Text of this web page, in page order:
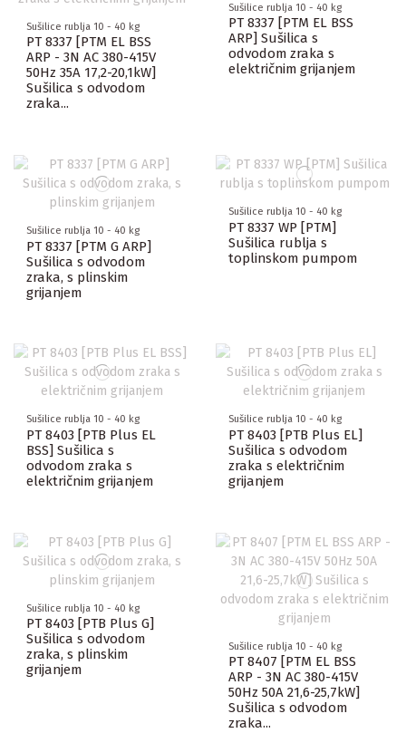
Sušilice rublja 10 - 40 kg
PT 8337 [PTM EL BSS
ARP - 3N AC 380-415V
50Hz 35A 17,2-20,1kW]
Sušilica s odvodom
zraka...
Sušilice rublja 10 - 40 kg
PT 8337 [PTM EL BSS
ARP] Sušilica s
odvodom zraka s
električnim grijanjem
Sušilice rublja 10 - 40 kg
PT 8337 [PTM G ARP]
Sušilica s odvodom
zraka, s plinskim
grijanjem
Sušilice rublja 10 - 40 kg
PT 8337 WP [PTM]
Sušilica rublja s
toplinskom pumpom
Sušilice rublja 10 - 40 kg
PT 8403 [PTB Plus EL
BSS] Sušilica s
odvodom zraka s
električnim grijanjem
Sušilice rublja 10 - 40 kg
PT 8403 [PTB Plus EL]
Sušilica s odvodom
zraka s električnim
grijanjem
Sušilice rublja 10 - 40 kg
PT 8403 [PTB Plus G]
Sušilica s odvodom
zraka, s plinskim
grijanjem
Sušilice rublja 10 - 40 kg
PT 8407 [PTM EL BSS
ARP - 3N AC 380-415V
50Hz 50A 21,6-25,7kW]
Sušilica s odvodom
zraka...